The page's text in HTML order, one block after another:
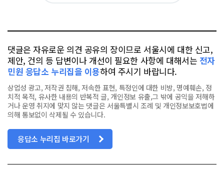
댓글은 자유로운 의견 공유의 장이므로 서울시에 대한 신고,
제안, 건의 등 답변이나 개선이 필요한 사항에 대해서는 전자
민원 응답소 누리집을 이용하여 주시기 바랍니다.
상업성 광고, 저작권 침해, 저속한 표현, 특정인에 대한 비방, 명예훼손, 정
치적 목적, 유사한 내용의 반복적 글, 개인정보 유출,그 밖에 공익을 저해하
거나 운영 취지에 맞지 않는 댓글은 서울특별시 조례 및 개인정보보호법에
의해 통보없이 삭제될 수 있습니다.
응답소 누리집 바로가기